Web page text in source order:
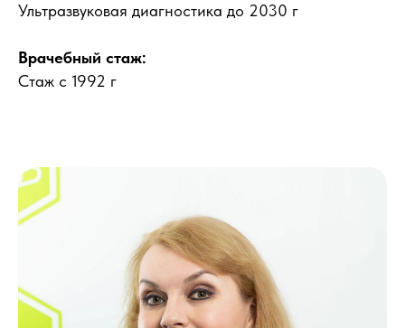
Ультразвуковая диагностика до 2030 г
Врачебный стаж:
Стаж с 1992 г